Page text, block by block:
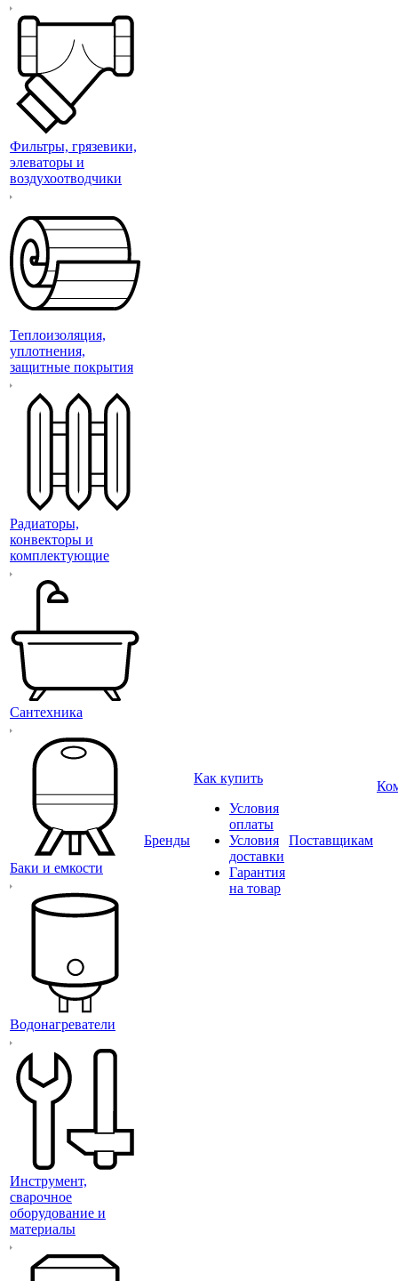
Фильтры, грязевики,
элеваторы и
воздухоотводчики
Теплоизоляция,
уплотнения,
защитные покрытия
Радиаторы,
конвекторы и
комплектующие
Сантехника
Баки и емкости
Водонагреватели
Инструмент,
сварочное
оборудование и
материалы
Бренды
Как купить
Условия
оплаты
Условия
доставки
Гарантия
на товар
Поставщикам